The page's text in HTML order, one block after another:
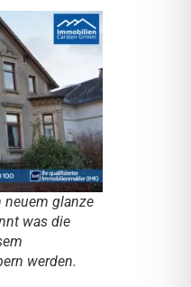
neuem glanze
was die
werden.